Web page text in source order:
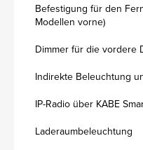
Befestigung für den
Modellen vorne)
Dimmer für die vordere
Indirekte Beleuchtung
IP-Radio über KABE
Laderaumbeleuchtung